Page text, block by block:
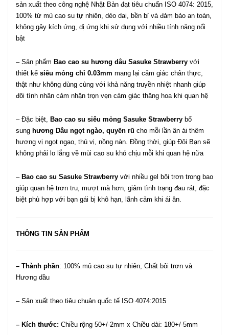
sản xuất theo công nghệ Nhật Bản đạt tiêu chuẩn ISO 4074: 2015,
100% từ mủ cao su tự nhiên, dẻo dai, bền bỉ và đảm bảo an toàn,
không gây kích ứng, dị ứng khi sử dụng với nhiều tính năng nổi
bật
– Sản phẩm Bao cao su hương dâu Sasuke Strawberry với
thiết kế siêu mỏng chỉ 0.03mm mang lại cảm giác chân thực,
thật như không dùng cùng với khả năng truyền nhiệt nhanh giúp
đôi tình nhân cảm nhận trọn vẹn cảm giác thăng hoa khi quan hệ
– Đặc biệt, Bao cao su siêu mỏng Sasuke Strawberry bổ
sung hương Dâu ngọt ngào, quyến rũ cho mỗi lần ân ái thêm
hương vị ngọt ngạo, thú vị, nồng nàn. Đồng thời, giúp Đôi Bạn sẽ
không phải lo lắng về mùi cao su khó chịu mỗi khi quan hệ nữa
– Bao cao su Sasuke Strawberry với nhiều gel bôi trơn trong bao
giúp quan hệ trơn tru, mượt mà hơn, giảm tình trạng đau rát, đặc
biệt phù hợp với bạn gái bị khô hạn, lãnh cảm khi ái ân.
THÔNG TIN SẢN PHẨM
– Thành phần: 100% mủ cao su tự nhiên, Chất bôi trơn và
Hương dầu
– Sản xuất theo tiêu chuản quốc tế ISO 4074:2015
– Kích thước: Chiều rộng 50+/-2mm x Chiều dài: 180+/-5mm